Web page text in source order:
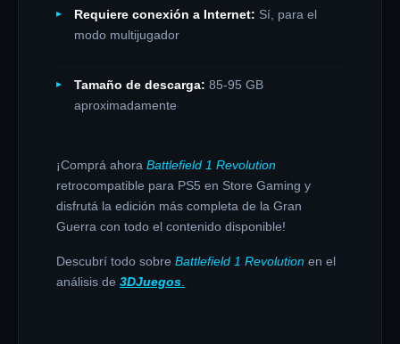
Requiere conexión a Internet: Sí, para el
modo multijugador
Tamaño de descarga: 85-95 GB
aproximadamente
¡Comprá ahora Battlefield 1 Revolution
retrocompatible para PS5 en Store Gaming y
disfrutá la edición más completa de la Gran
Guerra con todo el contenido disponible!
Descubrí todo sobre Battlefield 1 Revolution en el
análisis de 3DJuegos